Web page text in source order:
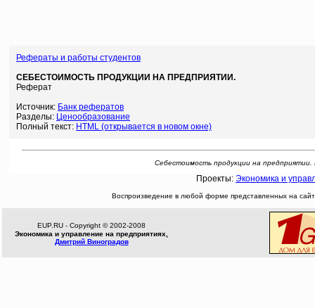
Рефераты и работы студентов
СЕБЕСТОИМОСТЬ ПРОДУКЦИИ НА ПРЕДПРИЯТИИ.
Реферат
Источник: Банк рефератов
Разделы: Ценообразование
Полный текст: HTML (открывается в новом окне)
Себестоимость продукции на
Проекты: Экономика и
Воспроизведение в любой форме представленных на
EUP.RU - Copyright © 2002-2008
Экономика и управление на предприятиях,
Дмитрий Виноградов